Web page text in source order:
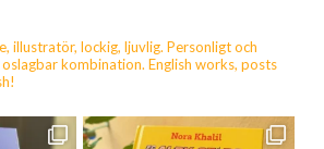
illustratör, lockig, ljuvlig. Personligt och
kombination. English works, posts